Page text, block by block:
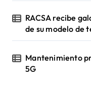
RACSA recibe
de su modelo de
Mantenimiento
5G